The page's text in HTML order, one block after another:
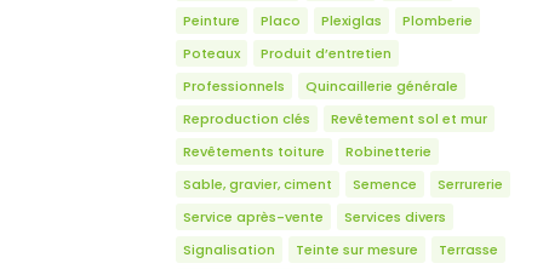
Peinture
Placo Plexiglas
Plomberie
Poteaux
Produit d’entretien
Professionnels
Quincaillerie générale
Reproduction clés
Revêtement sol et mur
Revêtements toiture
Robinetterie
Sable, gravier, ciment
Semence
Serrurerie
Service après-vente
Services divers
Signalisation
Teinte sur mesure
Terrasse